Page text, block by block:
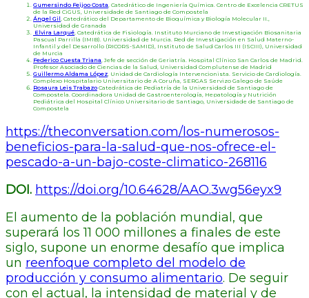
Gumersindo Feijoo Costa , Catedrático de Ingeniería Química. Centro de Excelencia CRETUS
de la Red CiGUS, Universidade de Santiago de Compostela
Ángel Gil , Catedrático del Departamento de Bioquímica y Biología Molecular II.,
Universidad de Granada
Elvira Larqué , Catedrática de Fisiología. Instituto Murciano de Investigación Biosanitaria
Pascual Parrilla (IMIB). Universidad de Murcia. Red de Investigación en Salud Materno-
Infantil y del Desarrollo (RICORS-SAMID), Instituto de Salud Carlos III (ISCIII), Universidad
de Murcia
Federico Cuesta Triana , Jefe de sección de Geriatría. Hospital Clínico San Carlos de Madrid.
Profesor Asociado de Ciencias de la Salud, Universidad Complutense de Madrid
Guillermo Aldama López , Unidad de Cardiología Intervencionista. Servicio de Cardiología.
Complexo Hospitalario Universitario de A Coruña, SERGAS Servizo Galego de Saúde
Rosaura Leis Trabazo Catedrática de Pediatría de la Universidad de Santiago de
Compostela. Coordinadora Unidad de Gastroenterología, Hepatología y Nutrición
Pediátrica del Hospital Clínico Universitario de Santiago, Universidade de Santiago de
Compostela
https://theconversation.com/los-numerosos-
beneficios-para-la-salud-que-nos-ofrece-el-
pescado-a-un-bajo-coste-climatico-268116
DOI. https://doi.org/10.64628/AAO.3wg56eyx9
El aumento de la población mundial, que
superará los 11 000 millones a finales de este
siglo, supone un enorme desafío que implica
un reenfoque completo del modelo de
producción y consumo alimentario. De seguir
con el actual, la intensidad de material y de